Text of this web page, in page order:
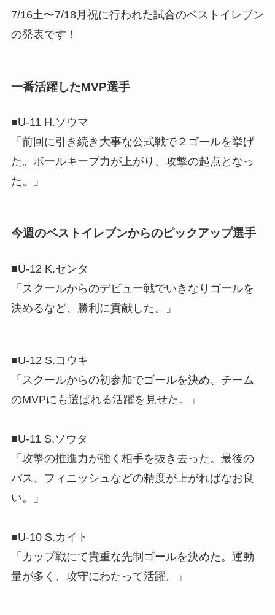
7/16土〜7/18月祝に行われた試合のベストイレブン
の発表です！
一番活躍したMVP選手
■U-11 H.ソウマ
「前回に引き続き大事な公式戦で２ゴールを挙げ
た。ボールキープ力が上がり、攻撃の起点となっ
た。」
今週のベストイレブンからのピックアップ選手
■U-12 K.センタ
「スクールからのデビュー戦でいきなりゴールを
決めるなど、勝利に貢献した。」
■U-12 S.コウキ
「スクールからの初参加でゴールを決め、チーム
のMVPにも選ばれる活躍を見せた。」
■U-11 S.ソウタ
「攻撃の推進力が強く相手を抜き去った。最後の
パス、フィニッシュなどの精度が上がればなお良
い。」
■U-10 S.カイト
「カップ戦にて貴重な先制ゴールを決めた。運動
量が多く、攻守にわたって活躍。」